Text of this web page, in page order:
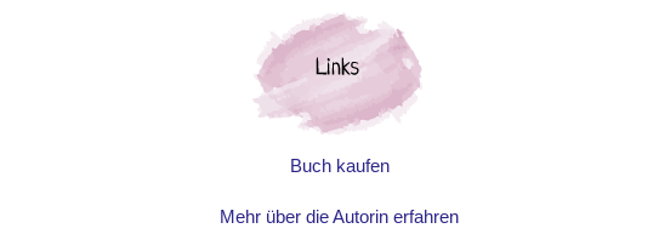
Buch kaufen
Mehr über die Autorin erfahren